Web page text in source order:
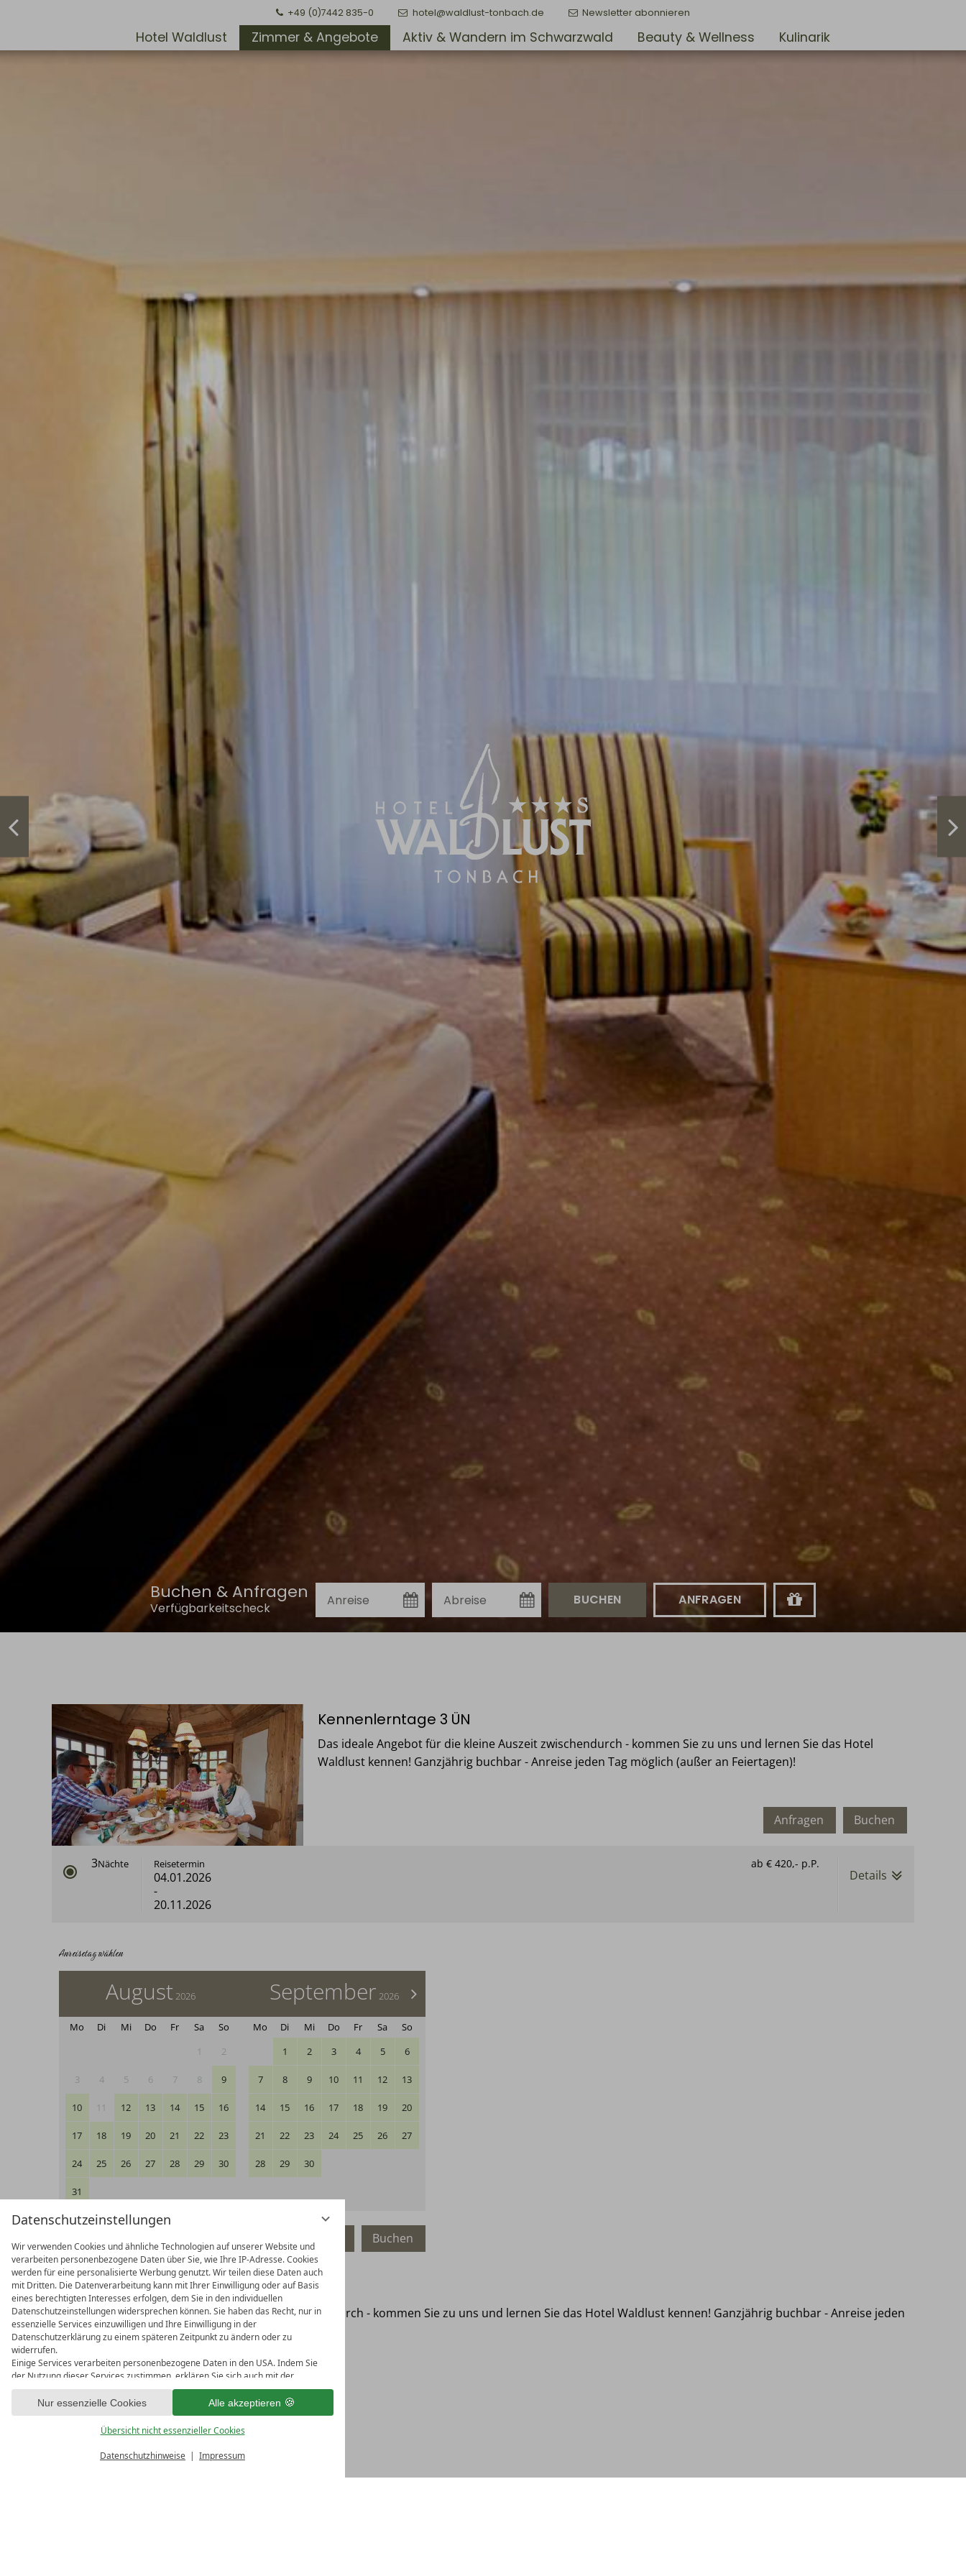
Datenschutzeinstellungen
Wir verwenden Cookies und ähnliche Technologien auf unserer Website und
verarbeiten personenbezogene Daten über Sie, wie Ihre IP-Adresse. Cookies
werden für eine personalisierte Werbung genutzt. Wir teilen diese Daten auch
mit Dritten. Die Datenverarbeitung kann mit Ihrer Einwilligung oder auf Basis
eines berechtigten Interesses erfolgen, dem Sie in den individuellen
Datenschutzeinstellungen widersprechen können. Sie haben das Recht, nur in
essenzielle Services einzuwilligen und Ihre Einwilligung in der
Datenschutzerklärung zu einem späteren Zeitpunkt zu ändern oder zu
widerrufen.
Einige Services verarbeiten personenbezogene Daten in den USA. Indem Sie
der Nutzung dieser Services zustimmen, erklären Sie sich auch mit der
Verarbeitung Ihrer Daten in den USA gemäß Art. 49 (1) lit. a DSGVO
einverstanden. Eine Auflistung dieser Dienste können Sie unter dem Punkt
„Übersicht nicht essenzieller Cookies“ einsehen.
Alle akzeptieren
Nur essenzielle Cookies
Übersicht nicht essenzieller Cookies
Datenschutzhinweise Impressum
+49 (0)7442 835-0 hotel@waldlust-tonbach.de Newsletter abonnieren
Hotel Waldlust Zimmer & Angebote Aktiv & Wandern im Schwarzwald Beauty & Wellness Kulinarik
Buchen & Anfragen
Verfügbarkeitscheck
Kennenlerntage 3 ÜN
Das ideale Angebot für die kleine Auszeit zwischendurch - kommen Sie zu uns und lernen Sie das Hotel
Waldlust kennen! Ganzjährig buchbar - Anreise jeden Tag möglich (außer an Feiertagen)!
Buchen
Anfragen
3Nächte Reisetermin
04.01.2026
-
20.11.2026
ab € 420,- p.P.
Details
Anreisetag wählen
August 2026
Mo Di Mi Do Fr Sa
So
1
2
3 4 5 6 7 8 9
10 11 12 13 14 15 16
17 18 19 20 21 22 23
24 25 26 27 28 29 30
31
>
September 2026
Mo Di Mi Do Fr Sa
So
1
2 3 4 5 6
7 8 9 10 11 12 13
14 15 16 17 18 19 20
21 22 23 24 25 26 27
28 29 30
Reisezeitraum
Verfügbare Anreisetage
Buchen
Kennenlerntage 3 ÜN
Das ideale Angebot für die kleine Auszeit zwischendurch - kommen Sie zu uns und lernen Sie das Hotel Waldlust kennen! Ganzjährig buchbar - Anreise jeden
Tag möglich (außer an Feiertagen)!
Ab 420,00 p. Person im
Gästehaus
Begrüßungsgetränk
reichhaltiges Frühstück